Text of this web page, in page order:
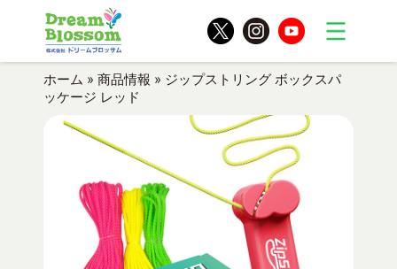
ホーム » 商品情報 » ジップストリング ボックスパ
ッケージ レッド